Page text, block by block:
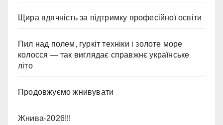
Щира вдячність за підтримку професійної освіти
Пил над полем, гуркіт техніки і золоте море
колосся — так виглядає справжнє українське
літо
Продовжуємо жнивувати
Жнива-2026!!!